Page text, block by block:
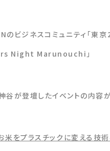
ビジネスコミュニティ「東京
Night Marunouchi」
が登壇したイベントの内容
米をプラスチックに変える